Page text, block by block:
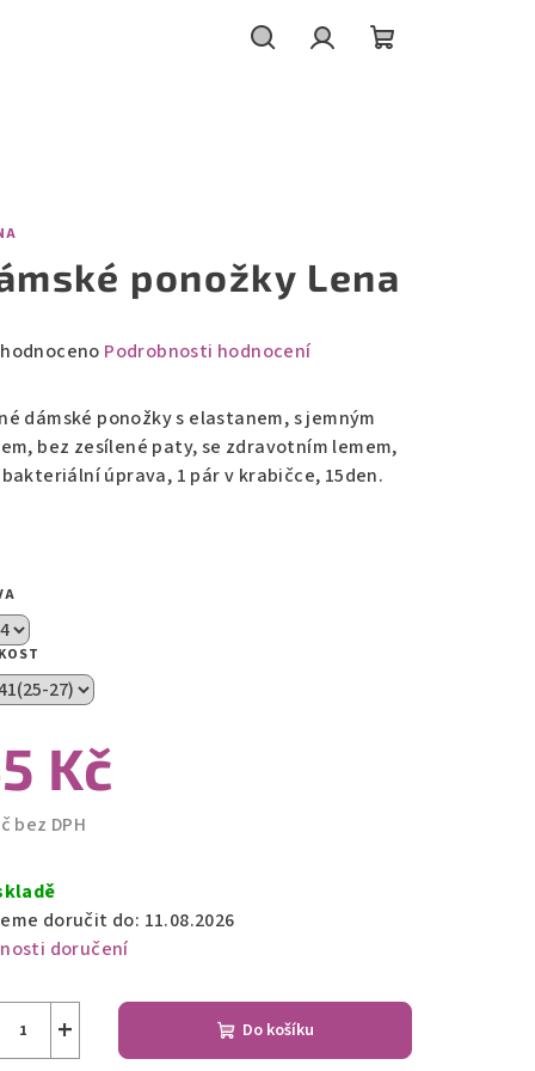
ponožky Lena
Podrobnosti hodnocení
dámské ponožky s elastanem, s jemným
bez zesílené paty, se zdravotním lemem,
úprava, 1 pár v krabičce, 15den.
Kč
bez DPH
doručit do: 11.08.2026
doručení
+ Do košíku